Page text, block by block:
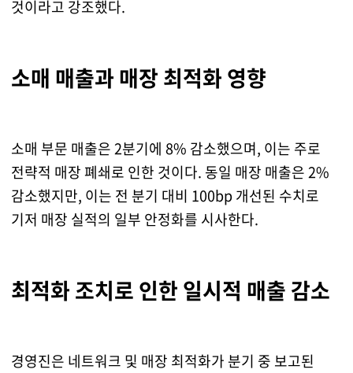
것이라고 강조했다.
소매 매출과 매장 최적화 영향
소매 부문 매출은 2분기에 8% 감소했으며, 이는 주로
전략적 매장 폐쇄로 인한 것이다. 동일 매장 매출은 2%
감소했지만, 이는 전 분기 대비 100bp 개선된 수치로
기저 매장 실적의 일부 안정화를 시사한다.
최적화 조치로 인한 일시적 매출 감소
경영진은 네트워크 및 매장 최적화가 분기 중 보고된